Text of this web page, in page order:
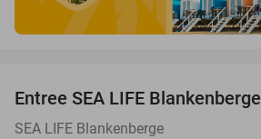
Entree SEA LIFE Blankenberge
SEA LIFE Blankenberge